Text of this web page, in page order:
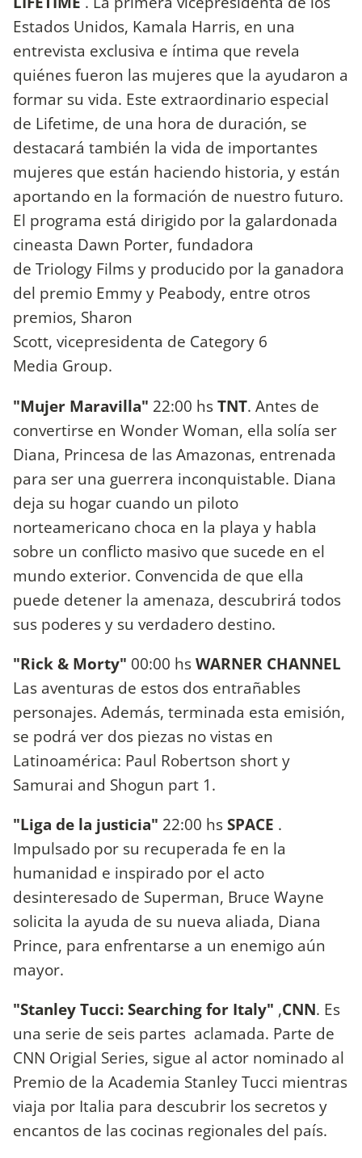
Estados Unidos, Kamala Harris, en una
entrevista exclusiva e íntima que revela
quiénes fueron las mujeres que la ayudaron a
formar su vida. Este extraordinario especial
de Lifetime, de una hora de duración, se
destacará también la vida de importantes
mujeres que están haciendo historia, y están
aportando en la formación de nuestro futuro.
El programa está dirigido por la galardonada
cineasta Dawn Porter, fundadora
de Triology Films y producido por la ganadora
del premio Emmy y Peabody, entre otros
premios, Sharon
Scott, vicepresidenta de Category 6
Media Group.
"Mujer Maravilla" 22:00 hsTNT. Antes de
convertirse en Wonder Woman, ella solía ser
Diana, Princesa de las Amazonas, entrenada
para ser una guerrera inconquistable. Diana
deja su hogar cuando un piloto
norteamericano choca en la playa y habla
sobre un conflicto masivo que sucede en el
mundo exterior. Convencida de que ella
puede detener la amenaza, descubrirá todos
sus poderes y su verdadero destino.
"Rick & Morty" 00:00 hsWARNER CHANNEL
Las aventuras de estos dos entrañables
personajes. Además, terminada esta emisión,
se podrá ver dos piezas no vistas en
Latinoamérica: Paul Robertson short y
Samurai and Shogun part 1.
"Liga de la justicia" 22:00 hsSPACE .
Impulsado por su recuperada fe en la
humanidad e inspirado por el acto
desinteresado de Superman, Bruce Wayne
solicita la ayuda de su nueva aliada, Diana
Prince, para enfrentarse a un enemigo aún
mayor.
"Stanley Tucci: Searching for Italy" ,CNN. Es
una serie de seis partes aclamada. Parte de
CNN Origial Series, sigue al actor nominado al
Premio de la Academia Stanley Tucci mientras
viaja por Italia para descubrir los secretos y
encantos de las cocinas regionales del país.